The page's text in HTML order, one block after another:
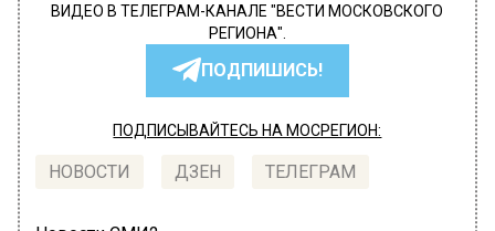
ВИДЕО В ТЕЛЕГРАМ-КАНАЛЕ "ВЕСТИ МОСКОВСКОГО
РЕГИОНА".
ПОДПИШИСЬ!
ПОДПИСЫВАЙТЕСЬ НА МОСРЕГИОН:
НОВОСТИ ДЗЕН ТЕЛЕГРАМ